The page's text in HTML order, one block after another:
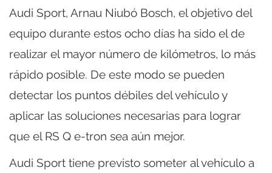
Audi Sport, Arnau Niubó Bosch, el objetivo del
equipo durante estos ocho días ha sido el de
realizar el mayor número de kilómetros, lo más
rápido posible. De este modo se pueden
detectar los puntos débiles del vehículo y
aplicar las soluciones necesarias para lograr
que el RS Q e-tron sea aún mejor.
Audi Sport tiene previsto someter al vehículo a